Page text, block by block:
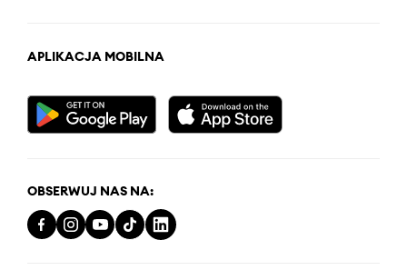
APLIKACJA MOBILNA
OBSERWUJ NAS NA: